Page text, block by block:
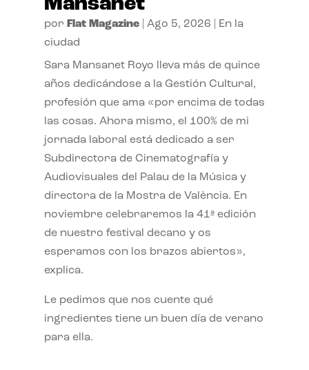
Mansanet
por Flat Magazine| Ago 5, 2026
En la
ciudad
Sara Mansanet Royo lleva más de quince
años dedicándose a la Gestión Cultural,
profesión que ama «por encima de todas
las cosas. Ahora mismo, el 100% de mi
jornada laboral está dedicado a ser
Subdirectora de Cinematografía y
Audiovisuales del Palau de la Música y
directora de la Mostra de València. En
noviembre celebraremos la 41ª edición
de nuestro festival decano y os
esperamos con los brazos abiertos»,
explica.
Le pedimos que nos cuente qué
ingredientes tiene un buen día de verano
para ella.